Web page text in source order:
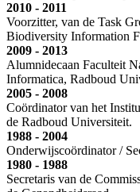
2010 - 2011
Voorzitter, van de Task
Biodiversity Information
2009 - 2013
Alumnidecaan Faculteit
Informatica, Radboud
2005 - 2008
Coördinator van het
de Radboud Universiteit.
1988 - 2004
Onderwijscoördinator /
1980 - 1988
Secretaris van de